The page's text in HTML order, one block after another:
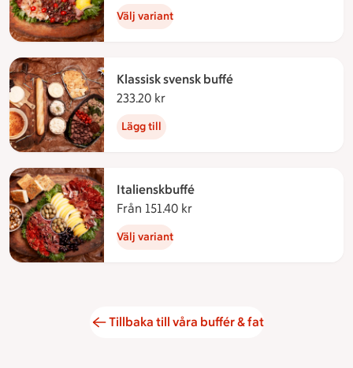
Välj variant
Klassisk svensk buffé
233.20 kr
Lägg till
Italienskbuffé
Från 151.40 kr
Välj variant
Tillbaka till våra buffér & fat